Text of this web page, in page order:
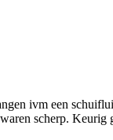
ivm een
scherp. Keurig